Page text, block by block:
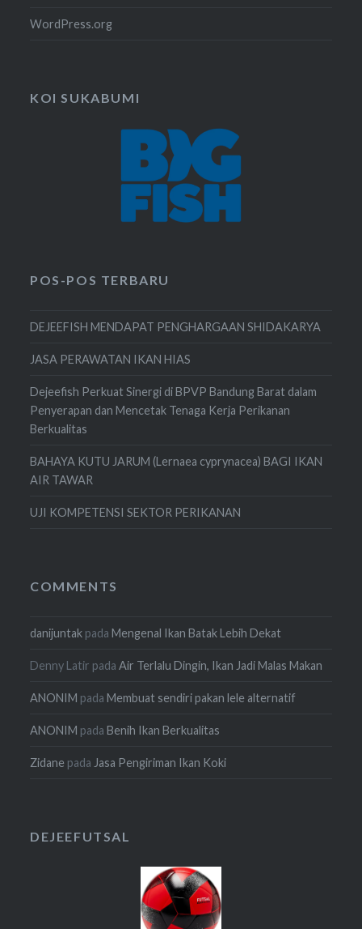
WordPress.org
KOI SUKABUMI
POS-POS TERBARU
DEJEEFISH MENDAPAT PENGHARGAAN SHIDAKARYA
JASA PERAWATAN IKAN HIAS
Dejeefish Perkuat Sinergi di BPVP Bandung Barat dalam
Penyerapan dan Mencetak Tenaga Kerja Perikanan
Berkualitas
BAHAYA KUTU JARUM (Lernaea cyprynacea) BAGI IKAN
AIR TAWAR
UJI KOMPETENSI SEKTOR PERIKANAN
COMMENTS
danijuntak padaMengenal Ikan Batak Lebih Dekat
Denny Latir padaAir Terlalu Dingin, Ikan Jadi Malas Makan
ANONIM padaMembuat sendiri pakan lele alternatif
ANONIM padaBenih Ikan Berkualitas
Zidane pada Jasa Pengiriman Ikan Koki
DEJEEFUTSAL